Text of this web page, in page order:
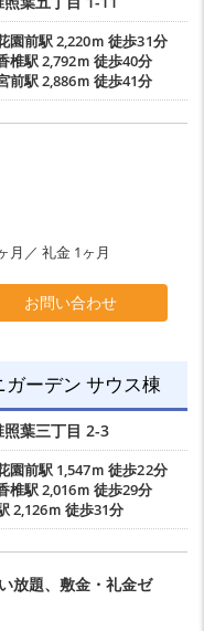
園前駅2,220ｍ 徒歩31分
椎駅2,792ｍ 徒歩40分
前駅2,886ｍ 徒歩41分
月／ 礼金 1ヶ月
お問い合わせ
ーデン サウス棟
葉三丁目 2-3
園前駅1,547ｍ 徒歩22分
椎駅2,016ｍ 徒歩29分
2,126ｍ 徒歩31分
放題、敷金・礼金ゼ